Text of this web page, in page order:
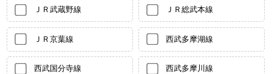
ＪＲ武蔵野線 ＪＲ総武本線
ＪＲ京葉線 西武多摩湖線
西武国分寺線 西武多摩川線